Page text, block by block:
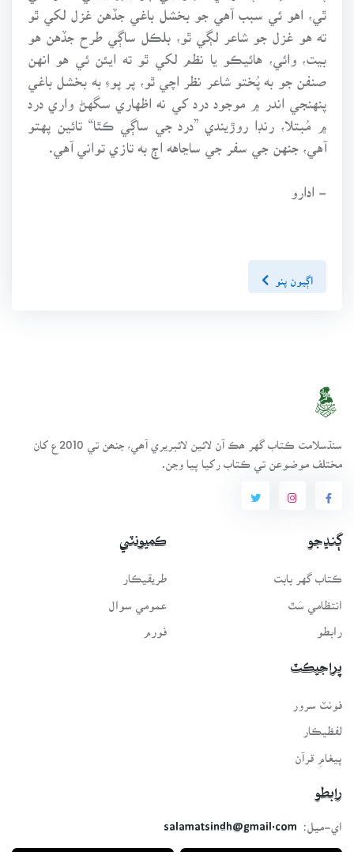
ٿي، اهو ئي سبب آهي جو بخشل باغي جڏهن غزل لکي ٿو
ته هو غزل جو شاعر لڳي ٿو، بلڪل ساڳي طرح جڏهن هو
بيت، وائي، هائيڪو يا نظم لکي ٿو ته ايئن ئي هو انهن
صنفن جو به پُختو شاعر نظر اچي ٿو، پر پوءِ به بخشل باغي
پنهنجي اندر ۾ موجود درد کي نه اظهاري سگهڻ واري درد
۾ مُبتلا، رنڊا روڙيندي ”درد جي ساڳي ڪٿا“ تائين پهتو
آهي، جنهن جي سفر جي ساڃاهه اڄ به تازي تواني آهي.
- ادارو
اڳيون پنو
سنڌسلامت ڪتاب گهر ھڪ آن لائين لائبريري آھي، جنھن تي 2010ع کان
مختلف موضوعن تي ڪتاب رکيا پيا وڃن.
ڳنڍجو
ڪتاب گهر بابت
انتظامي سَٿ
رابطو
ڪميونٽي
طريقيڪار
عمومي سوال
فورم
پراجيڪٽ
لفظيڪار
پيغامِ قرآن
رابطو
اي-ميل:
salamatsindh@gmail.com